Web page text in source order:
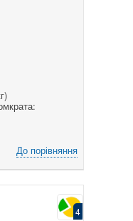
До порівняння
4